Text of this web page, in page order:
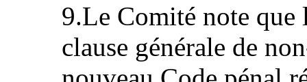
9.Le Comité note
clause générale de